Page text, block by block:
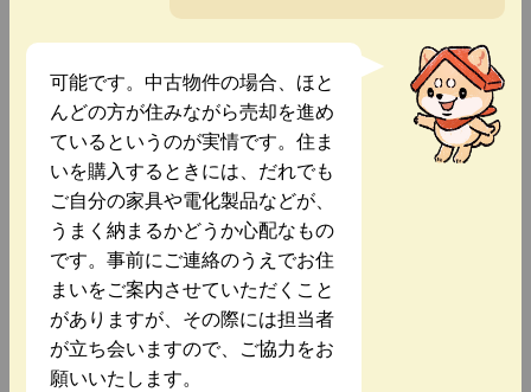
可能です。中古物件の場合、ほと
んどの方が住みながら売却を進め
ているというのが実情です。住ま
いを購入するときには、だれでも
ご自分の家具や電化製品などが、
うまく納まるかどうか心配なもの
です。事前にご連絡のうえでお住
まいをご案内させていただくこと
がありますが、その際には担当者
が立ち会いますので、ご協力をお
願いいたします。